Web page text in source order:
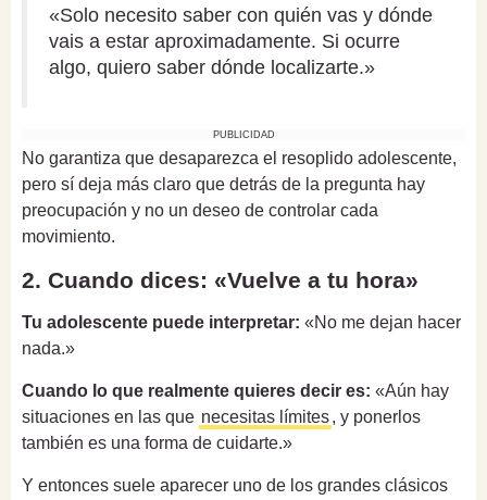
«Solo necesito saber con quién vas y dónde
vais a estar aproximadamente. Si ocurre
algo, quiero saber dónde localizarte.»
PUBLICIDAD
No garantiza que desaparezca el resoplido adolescente,
pero sí deja más claro que detrás de la pregunta hay
preocupación y no un deseo de controlar cada
movimiento.
2. Cuando dices: «Vuelve a tu hora»
Tu adolescente puede interpretar: «No me dejan hacer
nada.»
Cuando lo que realmente quieres decir es: «Aún hay
situaciones en las que necesitas límites, y ponerlos
también es una forma de cuidarte.»
Y entonces suele aparecer uno de los grandes clásicos